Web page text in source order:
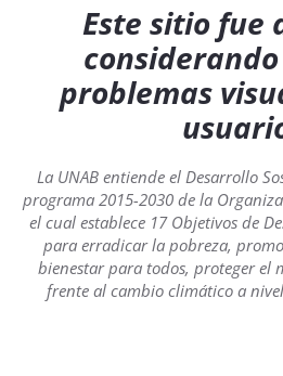
Este sitio fue
problemas
La UNAB entiende el Desarrollo
programa 2015-2030 de la
el cual establece 17 Objetivos de
para erradicar la pobreza,
bienestar para todos, proteger el
frente al cambio climático a